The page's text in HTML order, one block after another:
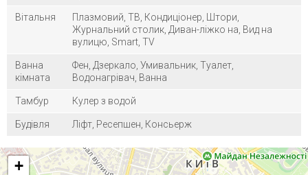
Вітальня
Плазмовий, ТВ, Кондиціонер, Штори,
Журнальний столик, Диван-ліжко на, Вид на
вулицю, Smart, TV
Ванна
кімната
Фен, Дзеркало, Умивальник, Туалет,
Водонагрівач, Ванна
Тамбур Кулер з водой
Будівля Ліфт, Ресепшен, Консьерж
+